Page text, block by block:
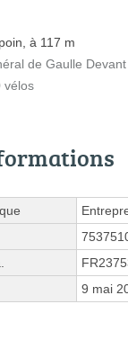
à 117 m
de Gaulle
vélos
9 mai